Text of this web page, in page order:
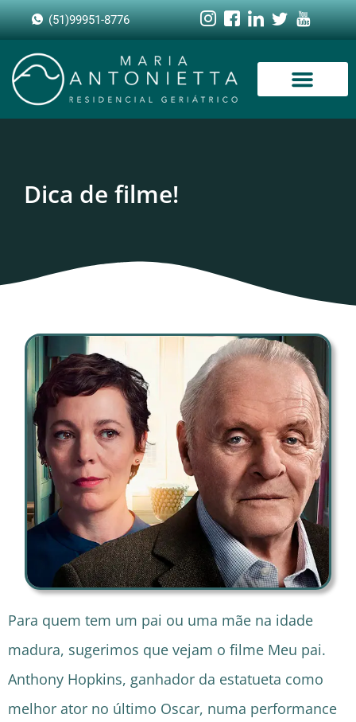
(51)99951-8776
Dica de filme!
Para quem tem um pai ou uma mãe na idade
madura, sugerimos que vejam o filme Meu pai.
Anthony Hopkins, ganhador da estatueta como
melhor ator no último Oscar, numa performance